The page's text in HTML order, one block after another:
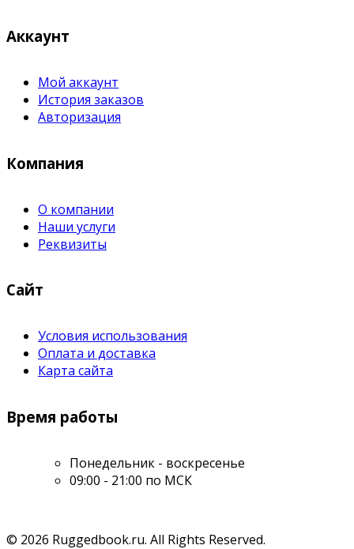
Аккаунт
Мой аккаунт
История заказов
Авторизация
Компания
О компании
Наши услуги
Реквизиты
Сайт
Условия использования
Оплата и доставка
Карта сайта
Время работы
Понедельник - воскресенье
09:00 - 21:00 по МСК
© 2026 Ruggedbook.ru. All Rights Reserved.